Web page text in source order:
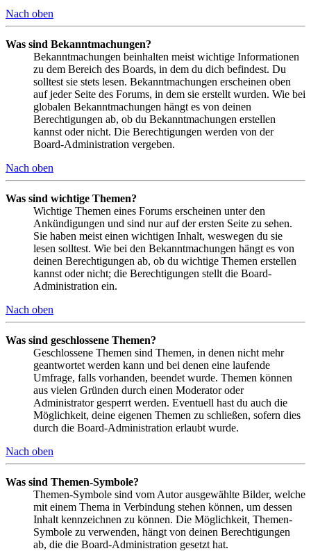
Nach oben
Was sind Bekanntmachungen?
Bekanntmachungen beinhalten meist wichtige Informationen
zu dem Bereich des Boards, in dem du dich befindest. Du
solltest sie stets lesen. Bekanntmachungen erscheinen oben
auf jeder Seite des Forums, in dem sie erstellt wurden. Wie bei
globalen Bekanntmachungen hängt es von deinen
Berechtigungen ab, ob du Bekanntmachungen erstellen
kannst oder nicht. Die Berechtigungen werden von der
Board-Administration vergeben.
Nach oben
Was sind wichtige Themen?
Wichtige Themen eines Forums erscheinen unter den
Ankündigungen und sind nur auf der ersten Seite zu sehen.
Sie haben meist einen wichtigen Inhalt, weswegen du sie
lesen solltest. Wie bei den Bekanntmachungen hängt es von
deinen Berechtigungen ab, ob du wichtige Themen erstellen
kannst oder nicht; die Berechtigungen stellt die Board-
Administration ein.
Nach oben
Was sind geschlossene Themen?
Geschlossene Themen sind Themen, in denen nicht mehr
geantwortet werden kann und bei denen eine laufende
Umfrage, falls vorhanden, beendet wurde. Themen können
aus vielen Gründen durch einen Moderator oder
Administrator gesperrt werden. Eventuell hast du auch die
Möglichkeit, deine eigenen Themen zu schließen, sofern dies
durch die Board-Administration erlaubt wurde.
Nach oben
Was sind Themen-Symbole?
Themen-Symbole sind vom Autor ausgewählte Bilder, welche
mit einem Thema in Verbindung stehen können, um dessen
Inhalt kennzeichnen zu können. Die Möglichkeit, Themen-
Symbole zu verwenden, hängt von deinen Berechtigungen
ab, die die Board-Administration gesetzt hat.